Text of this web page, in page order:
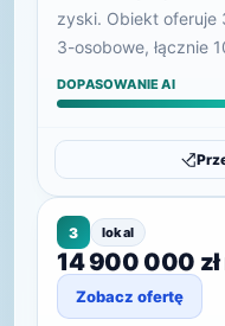
zyski. Obiekt oferuje
3-osobowe, łącznie
DOPASOWANIE AI
3 lokal
14 900 000
Zobacz ofertę